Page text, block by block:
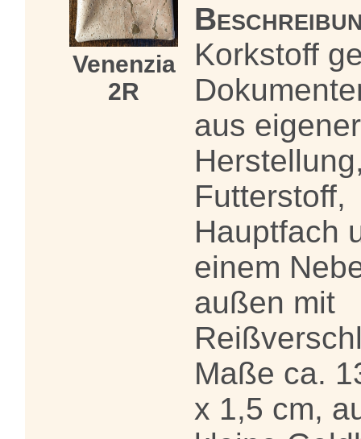
Venenzia
2R
Korkstoff
aus eigener
Futterstoff,
Hauptfach
einem
außen mit
Maße ca.
x 1,5 cm,